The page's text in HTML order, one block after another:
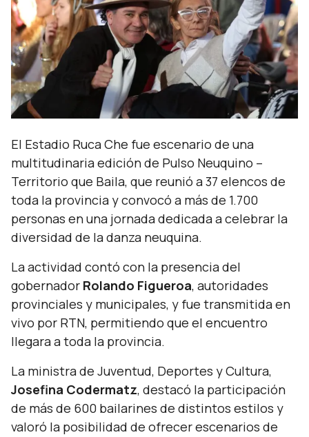
El Estadio Ruca Che fue escenario de una
multitudinaria edición de Pulso Neuquino –
Territorio que Baila, que reunió a 37 elencos de
toda la provincia y convocó a más de 1.700
personas en una jornada dedicada a celebrar la
diversidad de la danza neuquina.
La actividad contó con la presencia del
gobernador Rolando Figueroa, autoridades
provinciales y municipales, y fue transmitida en
vivo por RTN, permitiendo que el encuentro
llegara a toda la provincia.
La ministra de Juventud, Deportes y Cultura,
Josefina Codermatz, destacó la participación
de más de 600 bailarines de distintos estilos y
valoró la posibilidad de ofrecer escenarios de